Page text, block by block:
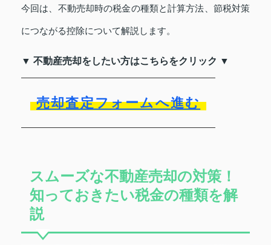
今回は、不動売却時の税金の種類と計算方法、節税対策
につながる控除について解説します。
▼ 不動産売却をしたい方はこちらをクリック ▼
売却査定フォームへ進む
スムーズな不動産売却の対策！
知っておきたい税金の種類を解
説